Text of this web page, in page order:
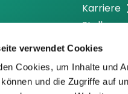
verwendet Cookies
Cookies, um Inhalte und
und die Zugriffe auf
Karriere